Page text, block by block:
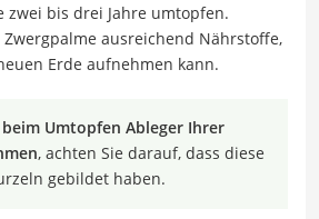
zwei bis drei Jahre umtopfen.
ausreichend Nährstoffe,
Erde aufnehmen kann.
beim Umtopfen Ableger Ihrer
, achten Sie darauf, dass diese
gebildet haben.